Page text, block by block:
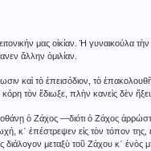
μας οἰκίαν. Ἡ γυναικούλα
ἄλλην ὁμιλίαν.
καὶ τὸ ἐπεισόδιον, τὸ
τὸν ἔδιωξε, πλὴν κανεὶς δὲν
ὁ Ζάχος ―διότι ὁ Ζάχος
κ᾿ ἐπέστρεψεν εἰς τὸν τόπον
μεταξὺ τοῦ Ζάχου κ᾿